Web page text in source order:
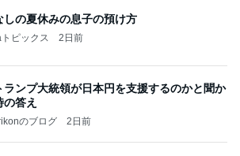
しの夏休みの息子の預け方
ピックス 2日前
ランプ大統領が日本円を支援するのかと聞か
答え
のブログ 2日前